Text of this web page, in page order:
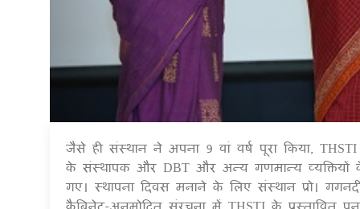
जैसे ही संस्थान ने अपना 9 वां वर्ष पूरा किया, THSTI
के संस्थापक और DBT और अन्य गणमान्य व्यक्तियों
गए। स्थापना दिवस मनाने के लिए संस्थान प्रो।